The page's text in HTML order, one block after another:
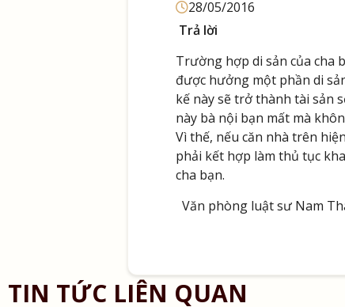
28/05/2016
Trả lời
Trường hợp di sản của cha
được hưởng một phần di
kế này sẽ trở thành tài sản
này bà nội bạn mất mà
Vì thế, nếu căn nhà trên
phải kết hợp làm thủ tục
cha bạn.
Văn phòng luật sư Nam
TIN TỨC LIÊN QUAN